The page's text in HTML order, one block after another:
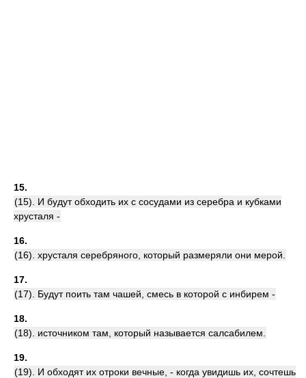
15.
(15). И будут обходить их с сосудами из серебра и кубками
хрусталя -
16.
(16). хрусталя серебряного, который размеряли они мерой.
17.
(17). Будут поить там чашей, смесь в которой с инбирем -
18.
(18). источником там, который называется салсабилем.
19.
(19). И обходят их отроки вечные, - когда увидишь их, сочтешь